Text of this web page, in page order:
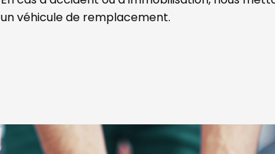
un véhicule de remplacement.